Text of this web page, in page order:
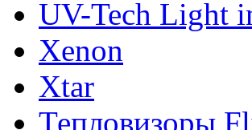
UV-Tech Light
Xenon
Xtar
Тепловизоры